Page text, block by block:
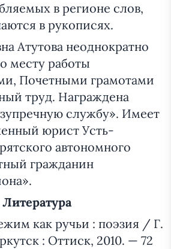
в регионе слов,
в рукописях.
Атутова неоднократно
месту работы
Почетными грамотами
труд. Награждена
службу». Имеет
юрист Усть-
автономного
гражданин
Литература
как ручьи : поэзия / Г.
: Оттиск, 2010. — 72